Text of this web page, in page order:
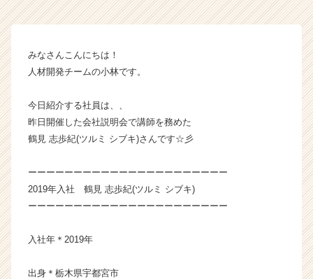
イ
|
ン
チ
ャ
企
カ
みなさんこんにちは！
人材開発チームの小林です。
今日紹介する社員は、、
昨日開催した会社説明会で講師を務めた
鶴見 志歩紀(ツルミ シブキ)さんです☆彡
ーーーーーーーーーーーーーーーーーーーーーー
2019年入社 鶴見 志歩紀(ツルミ シブキ)
ーーーーーーーーーーーーーーーーーーーーーー
入社年＊2019年
出身＊栃木県宇都宮市